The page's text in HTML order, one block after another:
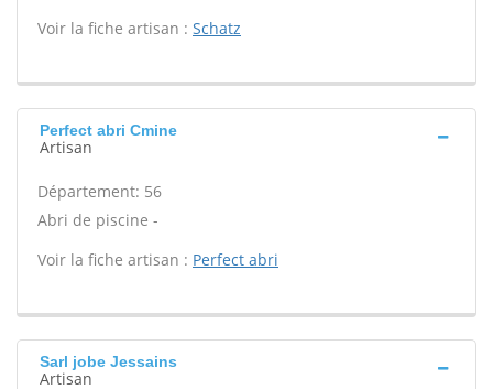
Voir la fiche artisan : Schatz
Perfect abri Cmine
Artisan
Département: 56
Abri de piscine -
Voir la fiche artisan : Perfect abri
Sarl jobe Jessains
Artisan